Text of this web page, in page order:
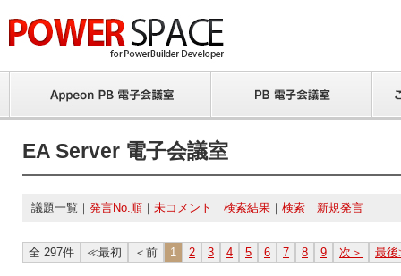
EA Server 電子会議室
議題一覧｜ 発言No.順 ｜ 未コメント ｜ 検索結果 ｜ 検索 ｜ 新規発言
全 297件 ≪最初 ＜前 1 2 3 4 5 6 7 8 9 次＞ 最